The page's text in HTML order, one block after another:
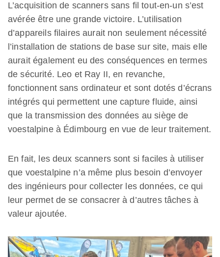
L’acquisition de scanners sans fil tout-en-un s’est
avérée être une grande victoire. L’utilisation
d’appareils filaires aurait non seulement nécessité
l’installation de stations de base sur site, mais elle
aurait également eu des conséquences en termes
de sécurité. Leo et Ray II, en revanche,
fonctionnent sans ordinateur et sont dotés d’écrans
intégrés qui permettent une capture fluide, ainsi
que la transmission des données au siège de
voestalpine à Édimbourg en vue de leur traitement.
En fait, les deux scanners sont si faciles à utiliser
que voestalpine n’a même plus besoin d’envoyer
des ingénieurs pour collecter les données, ce qui
leur permet de se consacrer à d’autres tâches à
valeur ajoutée.